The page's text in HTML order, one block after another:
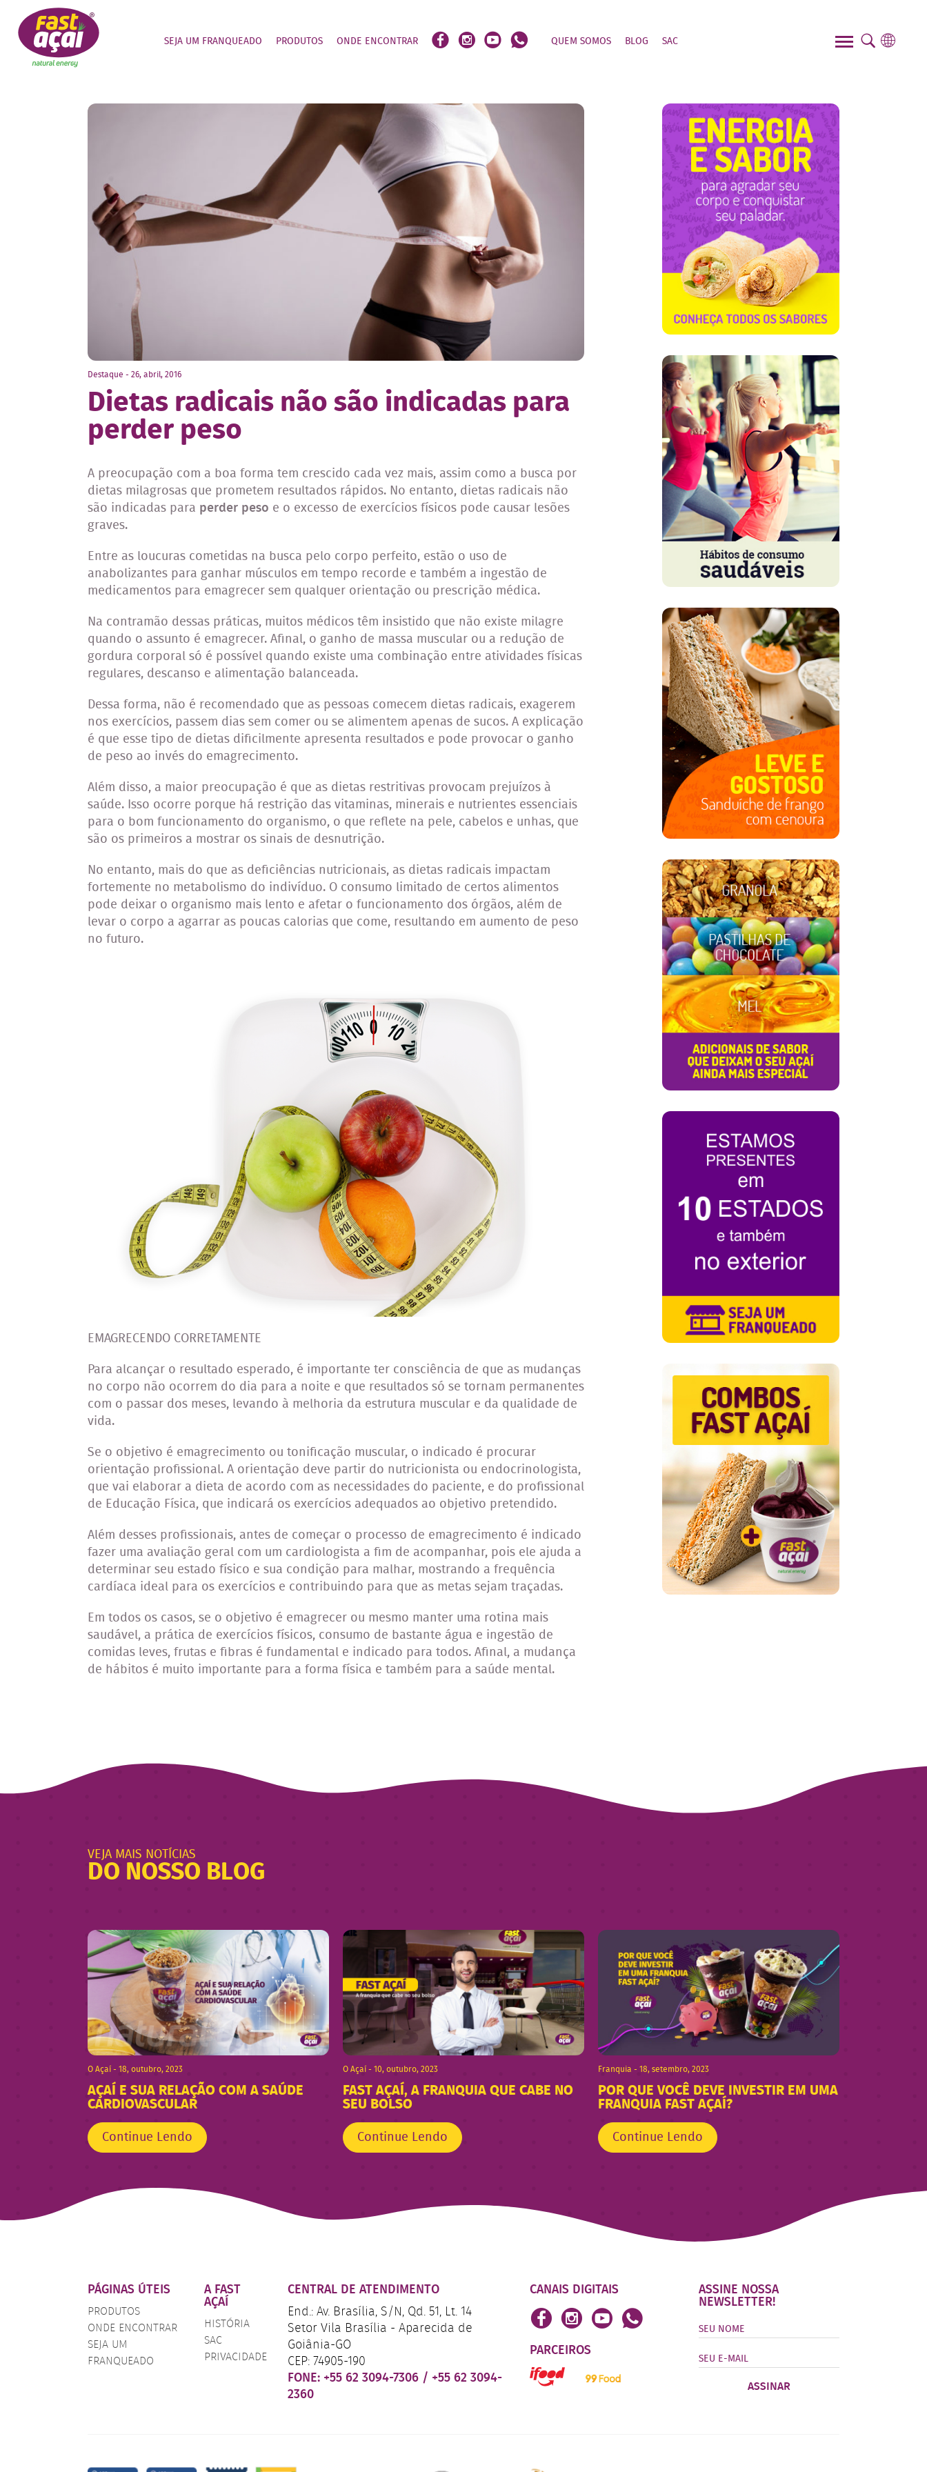
SEJA UM FRANQUEADO PRODUTOS ONDE ENCONTRAR QUEM SOMOS BLOG SAC
Destaque - 26, abril, 2016
Dietas radicais não são indicadas para
perder peso
A preocupação com a boa forma tem crescido cada vez mais, assim como a busca por
dietas milagrosas que prometem resultados rápidos. No entanto, dietas radicais não
são indicadas para perder peso e o excesso de exercícios físicos pode causar lesões
graves.
Entre as loucuras cometidas na busca pelo corpo perfeito, estão o uso de
anabolizantes para ganhar músculos em tempo recorde e também a ingestão de
medicamentos para emagrecer sem qualquer orientação ou prescrição médica.
Na contramão dessas práticas, muitos médicos têm insistido que não existe milagre
quando o assunto é emagrecer. Afinal, o ganho de massa muscular ou a redução de
gordura corporal só é possível quando existe uma combinação entre atividades físicas
regulares, descanso e alimentação balanceada.
Dessa forma, não é recomendado que as pessoas comecem dietas radicais, exagerem
nos exercícios, passem dias sem comer ou se alimentem apenas de sucos. A explicação
é que esse tipo de dietas dificilmente apresenta resultados e pode provocar o ganho
de peso ao invés do emagrecimento.
Além disso, a maior preocupação é que as dietas restritivas provocam prejuízos à
saúde. Isso ocorre porque há restrição das vitaminas, minerais e nutrientes essenciais
para o bom funcionamento do organismo, o que reflete na pele, cabelos e unhas, que
são os primeiros a mostrar os sinais de desnutrição.
No entanto, mais do que as deficiências nutricionais, as dietas radicais impactam
fortemente no metabolismo do indivíduo. O consumo limitado de certos alimentos
pode deixar o organismo mais lento e afetar o funcionamento dos órgãos, além de
levar o corpo a agarrar as poucas calorias que come, resultando em aumento de peso
no futuro.
EMAGRECENDO CORRETAMENTE
Para alcançar o resultado esperado, é importante ter consciência de que as mudanças
no corpo não ocorrem do dia para a noite e que resultados só se tornam permanentes
com o passar dos meses, levando à melhoria da estrutura muscular e da qualidade de
vida.
Se o objetivo é emagrecimento ou tonificação muscular, o indicado é procurar
orientação profissional. A orientação deve partir do nutricionista ou endocrinologista,
que vai elaborar a dieta de acordo com as necessidades do paciente, e do profissional
de Educação Física, que indicará os exercícios adequados ao objetivo pretendido.
Além desses profissionais, antes de começar o processo de emagrecimento é indicado
fazer uma avaliação geral com um cardiologista a fim de acompanhar, pois ele ajuda a
determinar seu estado físico e sua condição para malhar, mostrando a frequência
cardíaca ideal para os exercícios e contribuindo para que as metas sejam traçadas.
Em todos os casos, se o objetivo é emagrecer ou mesmo manter uma rotina mais
saudável, a prática de exercícios físicos, consumo de bastante água e ingestão de
comidas leves, frutas e fibras é fundamental e indicado para todos. Afinal, a mudança
de hábitos é muito importante para a forma física e também para a saúde mental.
VEJA MAIS NOTÍCIAS
DO NOSSO BLOG
O Açaí - 18, outubro, 2023
AÇAÍ E SUA RELAÇÃO COM A SAÚDE
CARDIOVASCULAR
Continue Lendo
O Açaí - 10, outubro, 2023
FAST AÇAÍ, A FRANQUIA QUE CABE NO
SEU BOLSO
Continue Lendo
Franquia - 18, setembro, 2023
POR QUE VOCÊ DEVE INVESTIR EM UMA
FRANQUIA FAST AÇAÍ?
Continue Lendo
PÁGINAS ÚTEIS
PRODUTOS
ONDE ENCONTRAR
SEJA UM
FRANQUEADO
A FAST
AÇAÍ
HISTÓRIA
SAC
PRIVACIDADE
CENTRAL DE ATENDIMENTO
End.: Av. Brasília, S/N, Qd. 51, Lt. 14
Setor Vila Brasília - Aparecida de
Goiânia-GO
CEP: 74905-190
FONE: +55 62 3094-7306 / +55 62 3094-
2360
CANAIS DIGITAIS
PARCEIROS
ASSINE NOSSA
NEWSLETTER!